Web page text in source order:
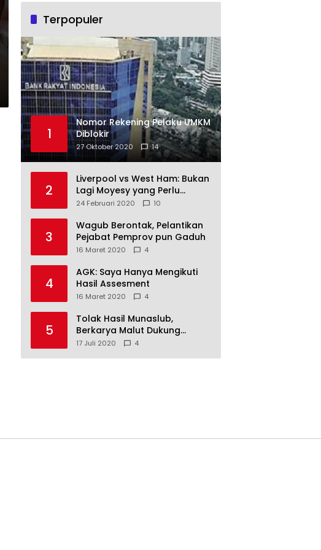
Terpopuler
1
Nomor Rekening Pelaku UMKM
Diblokir
27 Oktober 2020 14
2
Liverpool vs West Ham: Bukan
Lagi Moyesy yang Perlu
Ditakuti
24 Februari 2020 10
3
Wagub Berontak, Pelantikan
Pejabat Pemprov pun Gaduh
16 Maret 2020 4
4
AGK: Saya Hanya Mengikuti
Hasil Assesment
16 Maret 2020 4
5
Tolak Hasil Munaslub,
Berkarya Malut Dukung
Tommy Soeharto
17 Juli 2020 4